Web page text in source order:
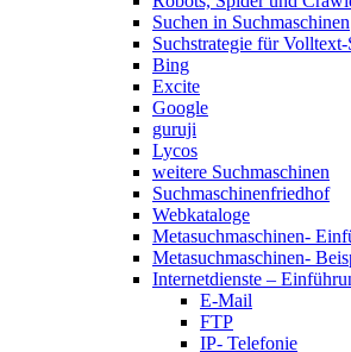
Suchen in Suchmaschinen
Suchstrategie für Volltext-
Bing
Excite
Google
guruji
Lycos
weitere Suchmaschinen
Suchmaschinenfriedhof
Webkataloge
Metasuchmaschinen-
Metasuchmaschinen-
Internetdienste –
E-Mail
FTP
IP- Telefonie